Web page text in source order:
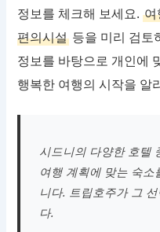
정보를 체크해 보세요.여
편의시설 등을 미리 검토
정보를 바탕으로 개인에
행복한 여행의 시작을 알
시드니의 다양한 호텔
여행 계획에 맞는 숙
니다. 트립호주가 그
다.